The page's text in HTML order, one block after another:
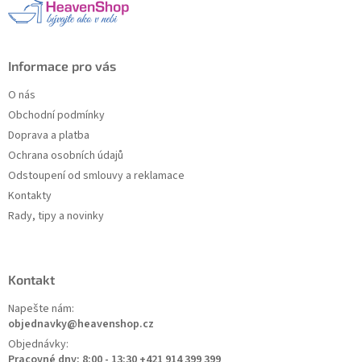
Informace pro vás
O nás
Obchodní podmínky
Doprava a platba
Ochrana osobních údajů
Odstoupení od smlouvy a reklamace
Kontakty
Rady, tipy a novinky
Kontakt
Napešte nám:
objednavky@heavenshop.cz
Objednávky: